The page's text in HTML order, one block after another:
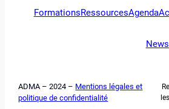
FormationsRessourcesAgenda
ADMA – 2024 – Mentions légales et
politique de confidentialité